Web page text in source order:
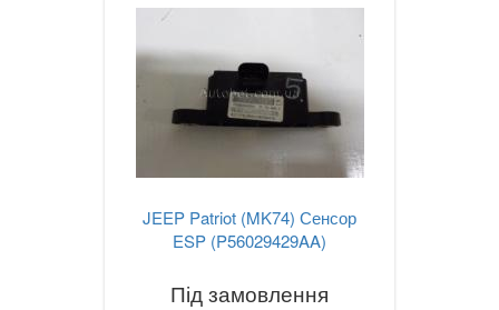
JEEP Patriot (MK74) Сенсор
ESP (P56029429AA)
Під замовлення